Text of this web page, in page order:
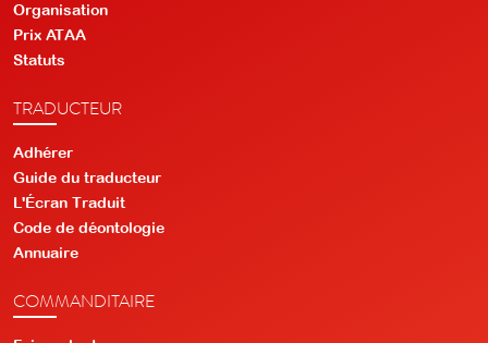
Organisation
Prix ATAA
Statuts
TRADUCTEUR
Adhérer
Guide du traducteur
L'Écran Traduit
Code de déontologie
Annuaire
COMMANDITAIRE